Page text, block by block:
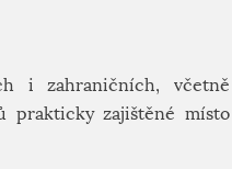
i zahraničních, včetně
prakticky zajištěné místo